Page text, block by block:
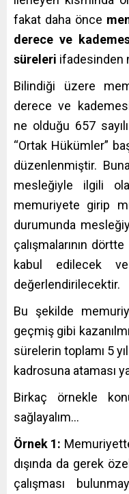
fakat daha önce
derece ve
süreleri ifadesinden
Bilindiği üzere
derece ve
ne olduğu 657
“Ortak Hükümler”
düzenlenmiştir.
mesleğiyle ilgili
memuriyete girip
durumunda
çalışmalarının
kabul edilecek ve
değerlendirilecektir.
Bu şekilde
geçmiş gibi
sürelerin toplamı 5
kadrosuna ataması
Birkaç örnekle
sağlayalım…
Örnek 1:
dışında da gerek
çalışması